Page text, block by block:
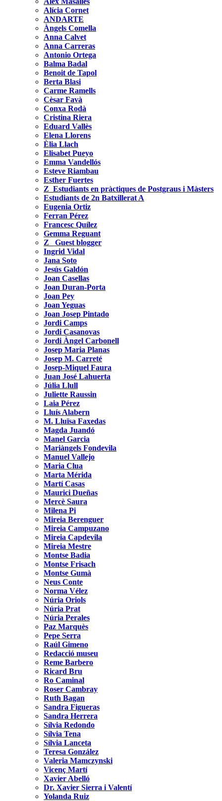
Alícia Cornet
ANDARTE
Àngels Comella
Anna Calvet
Anna Carreras
Antonio Ortega
Balma Badal
Benoit de Tapol
Berta Blasi
Carme Ramells
Cèsar Favà
Conxa Rodà
Cristina Riera
Eduard Vallès
Elena Llorens
Èlia Llach
Elisabet Pueyo
Emma Vandellós
Esteve Riambau
Esther Fuertes
Z_Estudiants en pràctiques de Postgraus i Màsters
Estudiants de 2n Batxillerat A
Eugenia Ortiz
Ferran Pérez
Francesc Quílez
Gemma Reguant
Z_ Guest blogger
Ingrid Vidal
Jana Soto
Jesús Galdón
Joan Casellas
Joan Duran-Porta
Joan Pey
Joan Yeguas
Joan Josep Pintado
Jordi Camps
Jordi Casanovas
Jordi Àngel Carbonell
Josep Maria Planas
Josep M. Carreté
Josep-Miquel Faura
Juan José Lahuerta
Júlia Llull
Juliette Raussin
Laia Pérez
Lluís Alabern
M. Lluïsa Faxedas
Magda Juandó
Manel Garcia
Mariàngels Fondevila
Manuel Vallejo
Maria Clua
Marta Mérida
Martí Casas
Maurici Dueñas
Mercè Saura
Milena Pi
Mireia Berenguer
Mireia Campuzano
Mireia Capdevila
Mireia Mestre
Montse Badia
Montse Frisach
Montse Gumà
Neus Conte
Norma Vélez
Núria Oriols
Núria Prat
Núria Perales
Paz Marquès
Pepe Serra
Raúl Gimeno
Redacció museu
Reme Barbero
Ricard Bru
Ro Caminal
Roser Cambray
Ruth Bagan
Sandra Figueras
Sandra Herrera
Sílvia Redondo
Sílvia Tena
Sílvia Lanceta
Teresa González
Valeria Mamczynski
Vicenç Martí
Xavier Abelló
Dr. Xavier Sierra i Valentí
Yolanda Ruiz